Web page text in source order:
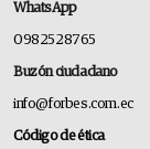
WhatsApp
0982528765
Buzón ciudadano
info@forbes.com.ec
Código de ética